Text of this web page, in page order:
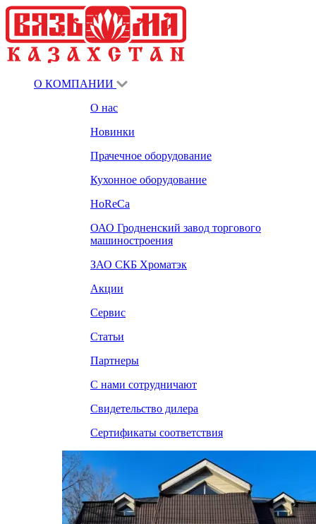
О КОМПАНИИ
О нас
Новинки
Прачечное оборудование
Кухонное оборудование
HoReCa
ОАО Гродненский завод торгового
машиностроения
ЗАО СКБ Хроматэк
Акции
Сервис
Статьи
Партнеры
С нами сотрудничают
Свидетельство дилера
Сертификаты соответствия